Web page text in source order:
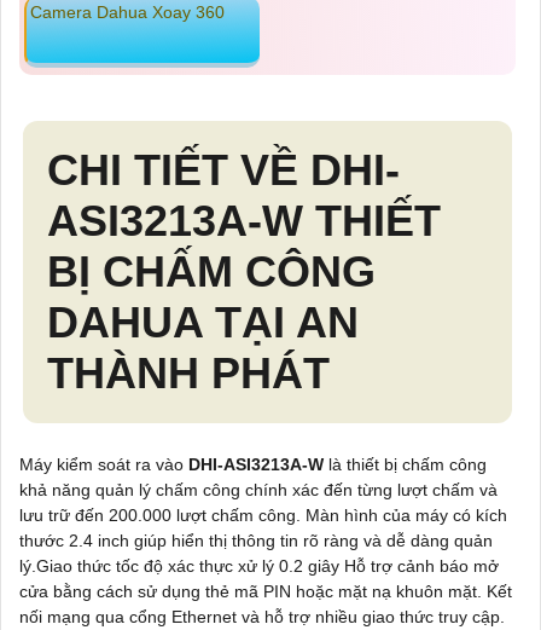
Camera Dahua Xoay 360
CHI TIẾT VỀ DHI-
ASI3213A-W THIẾT
BỊ CHẤM CÔNG
DAHUA TẠI AN
THÀNH PHÁT
Máy kiểm soát ra vào DHI-ASI3213A-W là thiết bị chấm công
khả năng quản lý chấm công chính xác đến từng lượt chấm và
lưu trữ đến 200.000 lượt chấm công. Màn hình của máy có kích
thước 2.4 inch giúp hiển thị thông tin rõ ràng và dễ dàng quản
lý.Giao thức tốc độ xác thực xử lý 0.2 giây Hỗ trợ cảnh báo mở
cửa bằng cách sử dụng thẻ mã PIN hoặc mặt nạ khuôn mặt. Kết
nối mạng qua cổng Ethernet và hỗ trợ nhiều giao thức truy cập.